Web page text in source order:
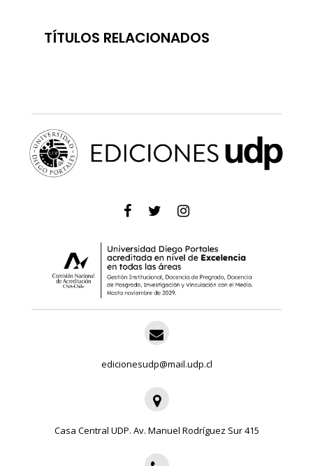
TÍTULOS RELACIONADOS
edicionesudp@mail.udp.cl
Casa Central UDP. Av. Manuel Rodríguez Sur 415